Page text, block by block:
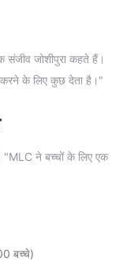
संजीव जोशीपुरा कहते हैं।
करने के लिए कुछ देता है।"
"MLC ने बच्चों के लिए एक
बच्चे)